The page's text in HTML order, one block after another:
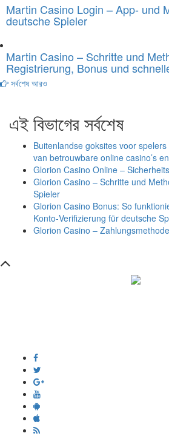
Martin Casino Login – App- und
deutsche Spieler
Martin Casino – Schritte und
Registrierung, Bonus und
সর্বশেষ আরও
এই বিভাগের সর্বশেষ
Buitenlandse goksites voor
van betrouwbare online casino’s
Glorion Casino Online –
Glorion Casino – Schritte und
Spieler
Glorion Casino Bonus: So
Konto‑Verifizierung für deutsche
Glorion Casino –